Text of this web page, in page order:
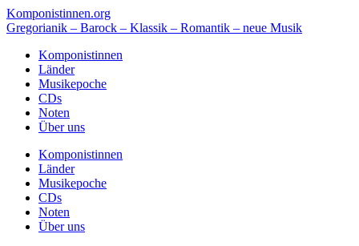
Komponistinnen.org
Gregorianik – Barock – Klassik – Romantik – neue Musik
Komponistinnen
Länder
Musikepoche
CDs
Noten
Über uns
Komponistinnen
Länder
Musikepoche
CDs
Noten
Über uns